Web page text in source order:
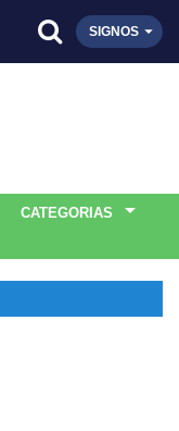
SIGNOS
CATEGORIAS